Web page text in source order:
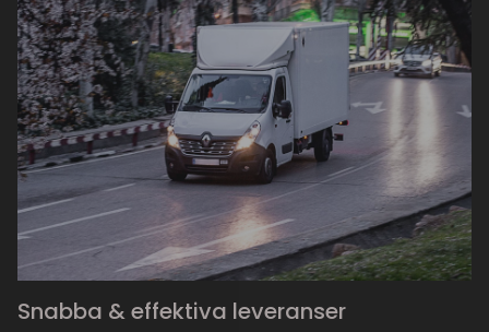
Snabba & effektiva leveranser